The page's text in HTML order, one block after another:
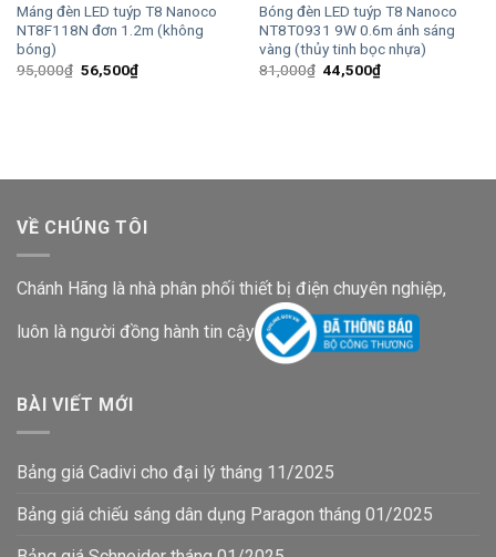
Máng đèn LED tuýp T8 Nanoco
NT8F118N đơn 1.2m (không
bóng)
95,000₫ Giá
gốc
56,500₫Giá
hiện
Bóng đèn LED tuýp T8 Nanoco
NT8T0931 9W 0.6m ánh sáng
vàng (thủy tinh bọc nhựa)
81,000₫ Giá
gốc
44,500₫Giá
hiện
VỀ CHÚNG TÔI
Chánh Hãng là nhà phân phối thiết bị điện chuyên nghiệp,
luôn là người đồng hành tin cậy
BÀI VIẾT MỚI
Bảng giá Cadivi cho đại lý tháng 11/2025
Bảng giá chiếu sáng dân dụng Paragon tháng 01/2025